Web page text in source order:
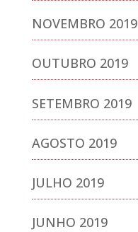
NOVEMBRO 2019
OUTUBRO 2019
SETEMBRO 2019
AGOSTO 2019
JULHO 2019
JUNHO 2019